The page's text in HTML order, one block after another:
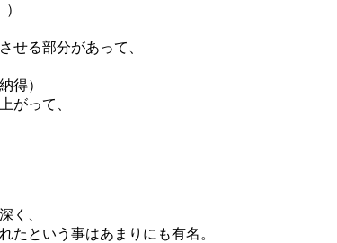
せる部分があって、
得）
がって、
く、
たという事はあまりにも有名。